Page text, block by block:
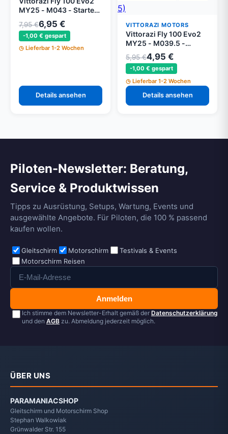
MY25 - M043 - Starter
Seil 2,20 Meter
7,95 €6,95 €
-1,00 € gespart
Lieferbar 1-2 Wochen
Details ansehen
VITTORAZI MOTORS
Vittorazi Fly 100 Evo2
MY25 - M039.5 -
Schraube 5 x 20 mm
Tcei 10.9 DIN 7984 (Set
von 5)
5,95 €4,95 €
-1,00 € gespart
Lieferbar 1-2 Wochen
Details ansehen
Piloten-Newsletter: Beratung,
Service & Produktwissen
Tipps zu Ausrüstung, Setups, Wartung, Events und
ausgewählte Angebote. Für Piloten, die 100 % passend
kaufen wollen.
Gleitschirm Motorschirm
Testivals & Events
Motorschirm Reisen
Anmelden
Ich stimme dem Newsletter-Erhalt gemäß der Datenschutzerklärung
und den AGB zu. Abmeldung jederzeit möglich.
ÜBER UNS
PARAMANIACSHOP
Gleitschirm und Motorschirm Shop
Stephan Walkowiak
Grünwalder Str. 155